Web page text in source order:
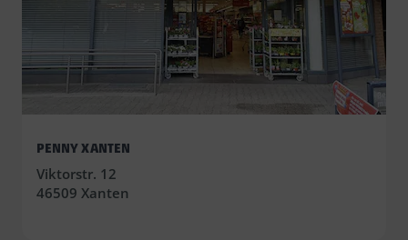
PENNY XANTEN
Viktorstr. 12
46509 Xanten